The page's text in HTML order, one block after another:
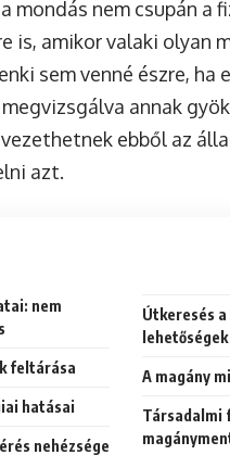
mondás nem csupán
is, amikor valaki olyan
sem venné észre, ha
annak
ebből az
azt.
nem
feltárása
hatásai
nehézsége
Útkeresés
lehetőségek
A magány
Társadalmi